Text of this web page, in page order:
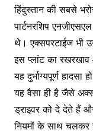
हिंदुस्तान की सबसे
पार्टनरशिप
थे। एक्सपरटाईज भी
इस प्लांट का
यह दुर्भाग्यपूर्ण हादसा
यह वैसा ही है जैसे
ड्राइवर को दे देते हैं
नियमों के साथ चलकर